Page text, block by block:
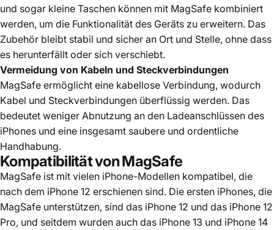
und sogar kleine Taschen können mit MagSafe kombiniert
werden, um die Funktionalität des Geräts zu erweitern. Das
Zubehör bleibt stabil und sicher an Ort und Stelle, ohne dass
es herunterfällt oder sich verschiebt.
Vermeidung von Kabeln und Steckverbindungen
MagSafe ermöglicht eine kabellose Verbindung, wodurch
Kabel und Steckverbindungen überflüssig werden. Das
bedeutet weniger Abnutzung an den Ladeanschlüssen des
iPhones und eine insgesamt saubere und ordentliche
Handhabung.
Kompatibilität von MagSafe
MagSafe ist mit vielen iPhone-Modellen kompatibel, die
nach dem iPhone 12 erschienen sind. Die ersten iPhones, die
MagSafe unterstützen, sind das iPhone 12 und das iPhone 12
Pro, und seitdem wurden auch das iPhone 13 und iPhone 14